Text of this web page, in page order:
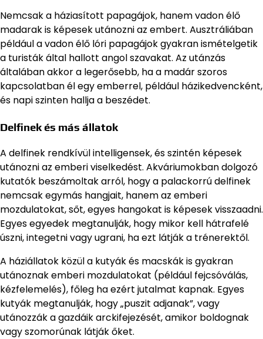
Nemcsak a háziasított papagájok, hanem vadon élő
madarak is képesek utánozni az embert. Ausztráliában
például a vadon élő lóri papagájok gyakran ismételgetik
a turisták által hallott angol szavakat. Az utánzás
általában akkor a legerősebb, ha a madár szoros
kapcsolatban él egy emberrel, például házikedvencként,
és napi szinten hallja a beszédet.
Delfinek és más állatok
A delfinek rendkívül intelligensek, és szintén képesek
utánozni az emberi viselkedést. Akváriumokban dolgozó
kutatók beszámoltak arról, hogy a palackorrú delfinek
nemcsak egymás hangjait, hanem az emberi
mozdulatokat, sőt, egyes hangokat is képesek visszaadni.
Egyes egyedek megtanulják, hogy mikor kell hátrafelé
úszni, integetni vagy ugrani, ha ezt látják a trénerektől.
A háziállatok közül a kutyák és macskák is gyakran
utánoznak emberi mozdulatokat (például fejcsóválás,
kézfelemelés), főleg ha ezért jutalmat kapnak. Egyes
kutyák megtanulják, hogy „puszit adjanak”, vagy
utánozzák a gazdáik arckifejezését, amikor boldognak
vagy szomorúnak látják őket.